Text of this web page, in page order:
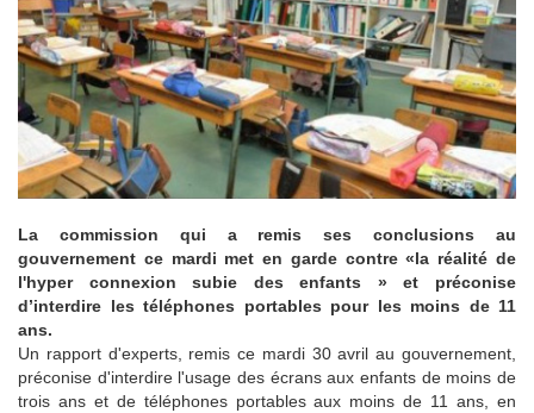
La commission qui a remis ses conclusions au
gouvernement ce mardi met en garde contre «la réalité de
l'hyper connexion subie des enfants » et préconise
d’interdire les téléphones portables pour les moins de 11
ans.
Un rapport d'experts, remis ce mardi 30 avril au gouvernement,
préconise d'interdire l'usage des écrans aux enfants de moins de
trois ans et de téléphones portables aux moins de 11 ans, en